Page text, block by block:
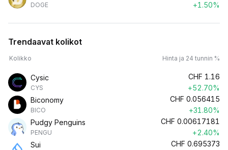
DOGE
+1.50%
Trendaavat kolikot
Kolikko Hinta ja 24 tunnin %
Cysic
CYS
CHF 1.16
+52.70%
Biconomy
BICO
CHF 0.056415
+31.80%
Pudgy Penguins
PENGU
CHF 0.00617181
+2.40%
Sui
CHF 0.695373